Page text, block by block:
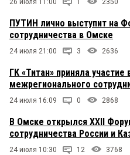
26 июля 11:00 1 2350
ПУТИН лично выступит на
сотрудничества в Омске
24 июля 21:00 3 2636
ГК «Титан» приняла
межрегионального
24 июля 16:09 0 2868
В Омске открылся XXII
сотрудничества России и
24 июля 10:30 12 3768